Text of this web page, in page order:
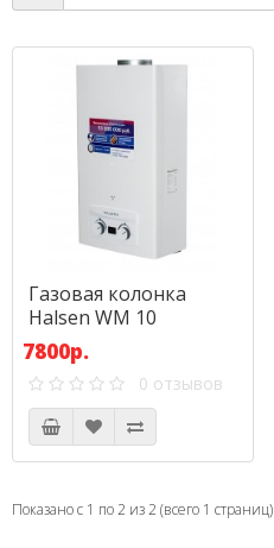
Газовая колонка
Halsen WM 10
7800р.
0 отзывов
Показано с 1 по 2 из 2 (всего 1 страниц)